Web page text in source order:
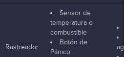
Rastreador
Sensor de
temperatura o
combustible
Botón de
Pánico